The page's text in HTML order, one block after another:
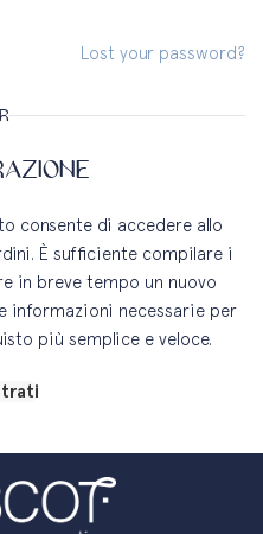
Lost your password?
consente di accedere allo
È sufficiente compilare i
in breve tempo un nuovo
informazioni necessarie per
più semplice e veloce.